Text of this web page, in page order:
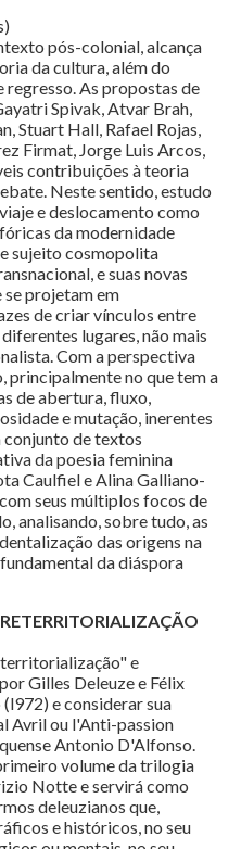
pós-colonial, alcança
da cultura, além do
As propostas de
Spivak, Atvar Brah,
Stuart Hall, Rafael Rojas,
Firmat, Jorge Luis Arcos,
contribuições à teoria
Neste sentido, estudo
e deslocamento como
da modernidade
sujeito cosmopolita
e suas novas
projetam em
de criar vínculos entre
lugares, não mais
Com a perspectiva
no que tem a
de abertura, fluxo,
e mutação, inerentes
conjunto de textos
da poesia feminina
Caulfiel e Alina Galliano-
seus múltiplos focos de
analisando, sobre tudo, as
das origens na
da diáspora
e
Gilles Deleuze e Félix
e considerar sua
Avril ou l'Anti-passion
Antonio D'Alfonso.
volume da trilogia
Notte e servirá como
deleuzianos que,
e históricos, no seu